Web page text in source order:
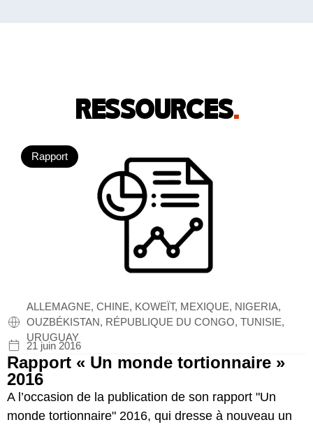
RESSOURCES.
Rapport
ALLEMAGNE, CHINE, KOWEÏT, MEXIQUE, NIGERIA,
OUZBÉKISTAN, RÉPUBLIQUE DU CONGO, TUNISIE,
URUGUAY
21 juin 2016
Rapport « Un monde tortionnaire »
2016
A l’occasion de la publication de son rapport "Un
monde tortionnaire" 2016, qui dresse à nouveau un